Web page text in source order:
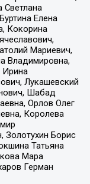
Светлана
Елена
Кокорина
Мариевич,
Владимировна,
Ирина
Лукашевский
Шабад
Орлов Олег
Королева
Золотухин Борис
Татьяна
Мара
Герман